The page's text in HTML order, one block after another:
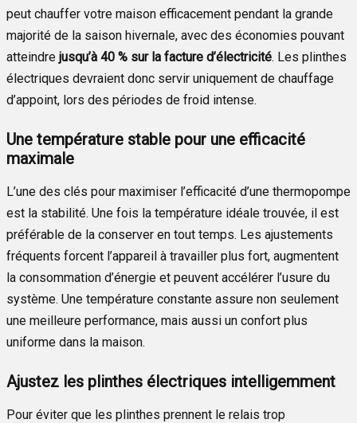
peut chauffer votre maison efficacement pendant la grande
majorité de la saison hivernale, avec des économies pouvant
atteindre jusqu’à 40 % sur la facture d’électricité. Les plinthes
électriques devraient donc servir uniquement de chauffage
d’appoint, lors des périodes de froid intense.
Une température stable pour une efficacité
maximale
L’une des clés pour maximiser l’efficacité d’une thermopompe
est la stabilité. Une fois la température idéale trouvée, il est
préférable de la conserver en tout temps. Les ajustements
fréquents forcent l’appareil à travailler plus fort, augmentent
la consommation d’énergie et peuvent accélérer l’usure du
système. Une température constante assure non seulement
une meilleure performance, mais aussi un confort plus
uniforme dans la maison.
Ajustez les plinthes électriques intelligemment
Pour éviter que les plinthes prennent le relais trop